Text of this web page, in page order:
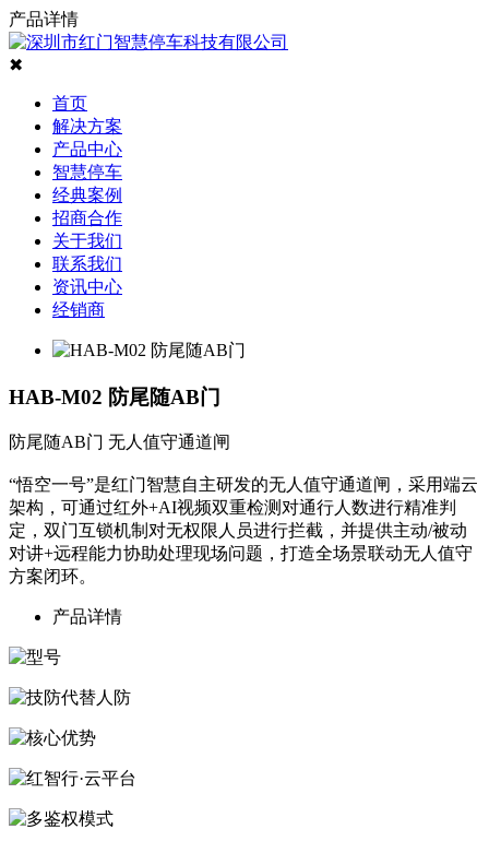
产品详情
✖
首页
解决方案
产品中心
智慧停车
经典案例
招商合作
关于我们
联系我们
资讯中心
经销商
HAB-M02 防尾随AB门
防尾随AB门 无人值守通道闸
“悟空一号”是红门智慧自主研发的无人值守通道闸，采用端云
架构，可通过红外+AI视频双重检测对通行人数进行精准判
定，双门互锁机制对无权限人员进行拦截，并提供主动/被动
对讲+远程能力协助处理现场问题，打造全场景联动无人值守
方案闭环。
产品详情